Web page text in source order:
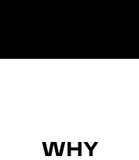
WHY